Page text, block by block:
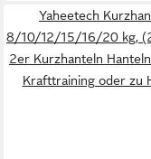
Yaheetech
8/10/12/15/16/20 kg,
2er Kurzhanteln
Krafttraining oder zu